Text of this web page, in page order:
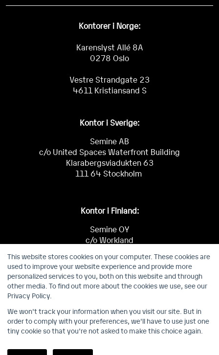
This website stores cookies on your computer. These cookies are
used to improve your website experience and provide more
personalized services to you, both on this website and through
other media. To find out more about the cookies we use, see our
Privacy Policy.
We won't track your information when you visit our site. But in
order to comply with your preferences, we'll have to use just one
tiny cookie so that you're not asked to make this choice again.
Kontorer i Norge:
Karenslyst Allé 8A
0278 Oslo
Vestre Strandgate 23
4611 Kristiansand S
Kontor i Sverige:
Semine AB
c/o United Spaces Waterfront Building
Klarabergsviadukten 63
111 64 Stockholm
Kontor i Finland:
Semine OY
c/o Workland
02150 Espoo
Personvernerklæring Cookie consent Cookie policy
Copyright © 2026 Semine